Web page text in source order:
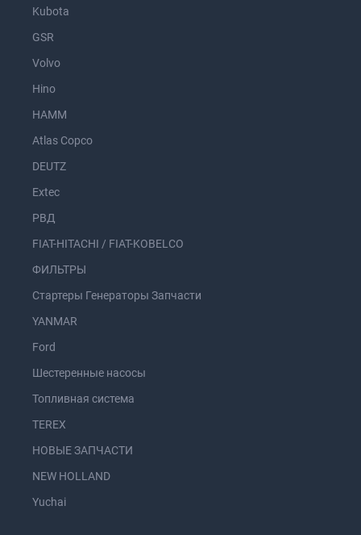
Kubota
GSR
Volvo
Hino
HAMM
Atlas Copco
DEUTZ
Extec
РВД
FIAT-HITACHI / FIAT-KOBELCO
ФИЛЬТРЫ
Стартеры Генераторы Запчасти
YANMAR
Ford
Шестеренные насосы
Топливная система
TEREX
НОВЫЕ ЗАПЧАСТИ
NEW HOLLAND
Yuchai